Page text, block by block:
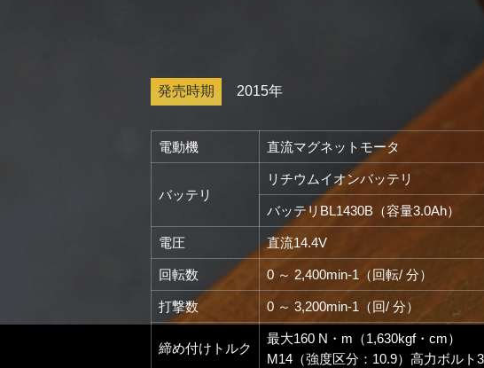
発売時期 2015年
電動機 直流マグネットモータ
バッテリ
リチウムイオンバッテリ
バッテリBL1430B（容量3.0Ah）
電圧 直流14.4V
回転数 0 ～ 2,400min-1（回転/ 分）
打撃数 0 ～ 3,200min-1（回/ 分）
締め付けトルク
最大160 N・m（1,630kgf・cm）
M14（強度区分：10.9）高力ボルト